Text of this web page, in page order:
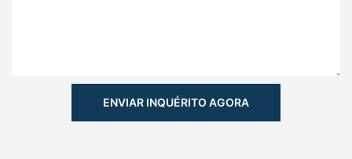
ENVIAR INQUÉRITO AGORA